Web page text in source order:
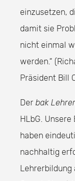
einzusetzen,
damit sie
nicht einmal
werden.“
Präsident Bill
Der bak
HLbG.
haben
nachhaltig
Lehrerbildung